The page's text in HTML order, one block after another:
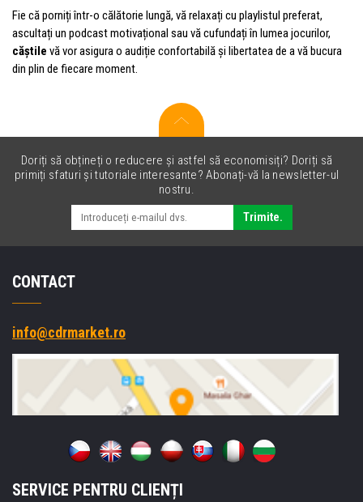
Fie că porniți într-o călătorie lungă, vă relaxați cu playlistul preferat,
ascultați un podcast motivațional sau vă cufundați în lumea jocurilor,
căștile vă vor asigura o audiție confortabilă și libertatea de a vă bucura
din plin de fiecare moment.
Doriți să obțineți o reducere și astfel să economisiți? Doriți să
primiți sfaturi și tutoriale interesante? Abonați-vă la newsletter-ul
nostru.
Trimite.
CONTACT
info@cdrmarket.ro
SERVICE PENTRU CLIENȚI